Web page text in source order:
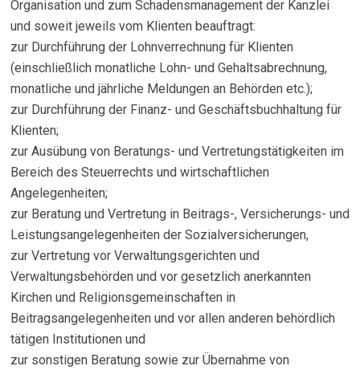
Organisation und zum Schadensmanagement der Kanzlei
und soweit jeweils vom Klienten beauftragt:
zur Durchführung der Lohnverrechnung für Klienten
(einschließlich monatliche Lohn- und Gehaltsabrechnung,
monatliche und jährliche Meldungen an Behörden etc.);
zur Durchführung der Finanz- und Geschäftsbuchhaltung für
Klienten;
zur Ausübung von Beratungs- und Vertretungstätigkeiten im
Bereich des Steuerrechts und wirtschaftlichen
Angelegenheiten;
zur Beratung und Vertretung in Beitrags-, Versicherungs- und
Leistungsangelegenheiten der Sozialversicherungen,
zur Vertretung vor Verwaltungsgerichten und
Verwaltungsbehörden und vor gesetzlich anerkannten
Kirchen und Religionsgemeinschaften in
Beitragsangelegenheiten und vor allen anderen behördlich
tätigen Institutionen und
zur sonstigen Beratung sowie zur Übernahme von